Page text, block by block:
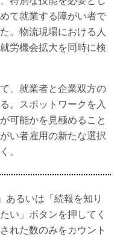
て就業する障がい者で
。物流現場における人
労機会拡大を同時に検
、就業者と企業双方の
。スポットワークを入
可能かを見極めること
い者雇用の新たな選択
。
あるいは「続報を知り
い」ボタンを押してく
れた数のみをカウント